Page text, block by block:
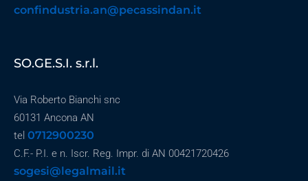
confindustria.an@pecassindan.it
SO.GE.S.I. s.r.l.
Via Roberto Bianchi snc
60131 Ancona AN
tel 0712900230
C.F.- P.I. e n. Iscr. Reg. Impr. di AN 00421720426
sogesi@legalmail.it